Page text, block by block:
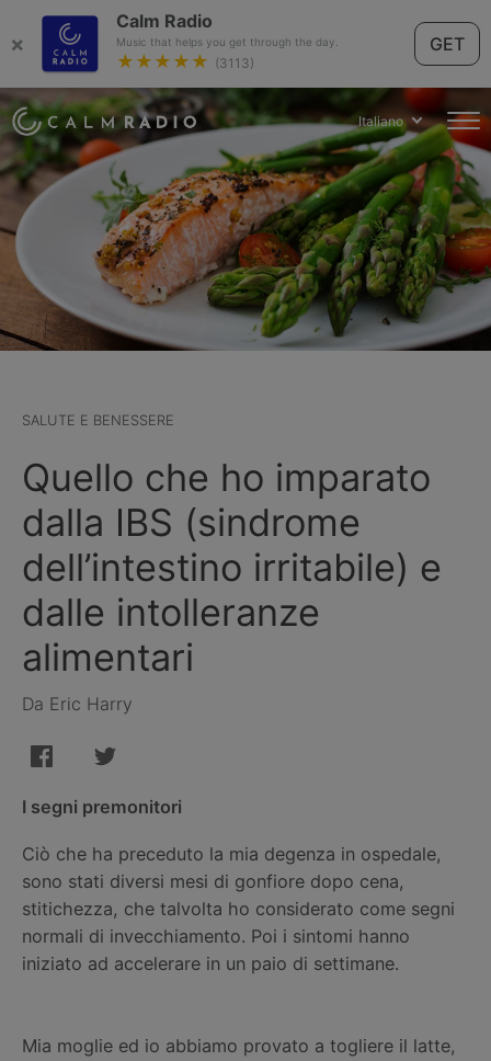
×
Calm Radio
Music that helps you get through the day.
★★★★★ (3113)
GET
Italiano
SALUTE E BENESSERE
Quello che ho imparato
dalla IBS (sindrome
dell’intestino irritabile) e
dalle intolleranze
alimentari
Da Eric Harry
I segni premonitori
Ciò che ha preceduto la mia degenza in ospedale,
sono stati diversi mesi di gonfiore dopo cena,
stitichezza, che talvolta ho considerato come segni
normali di invecchiamento. Poi i sintomi hanno
iniziato ad accelerare in un paio di settimane.
Mia moglie ed io abbiamo provato a togliere il latte,